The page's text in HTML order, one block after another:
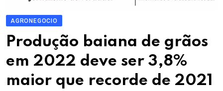
AGRONEGOCIO
Produção baiana de grãos
em 2022 deve ser 3,8%
maior que recorde de 2021